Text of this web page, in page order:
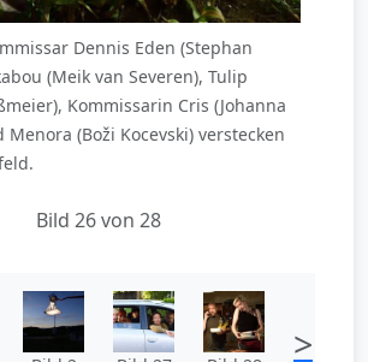
Dennis Eden (Stephan
(Meik van Severen), Tulip
Kommissarin Cris (Johanna
Menora (Boži Kocevski) verstecken
Bild 26 von 28
>